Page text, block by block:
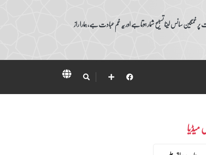
سانس لینا تسبیح شمار ہوتا ہے اور یہ غم عبادت ہے، ہمارا راز